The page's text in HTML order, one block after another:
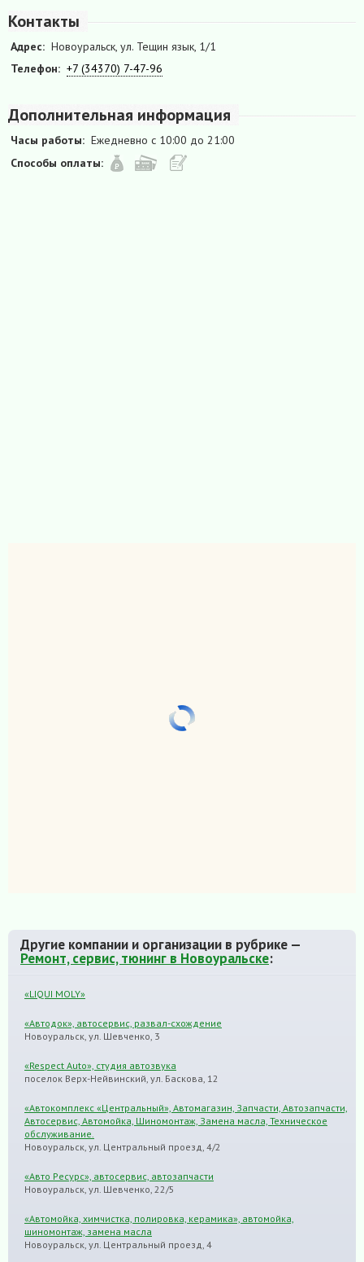
Контакты
Адрес: Новоуральск, ул. Тещин язык, 1/1
Телефон: +7 (34370) 7-47-96
Дополнительная информация
Часы работы: Ежедневно с 10:00 до 21:00
Способы оплаты:
Другие компании и организации в рубрике —
Ремонт, сервис, тюнинг в Новоуральске:
«LIQUI MOLY»
«Автодок», автосервис, развал-схождение
Новоуральск, ул. Шевченко, 3
«Respect Auto», студия автозвука
поселок Верх-Нейвинский, ул. Баскова, 12
«Автокомплекс «Центральный», Автомагазин, Запчасти, Автозапчасти,
Автосервис, Автомойка, Шиномонтаж, Замена масла, Техническое
обслуживание.
Новоуральск, ул. Центральный проезд, 4/2
«Авто Ресурс», автосервис, автозапчасти
Новоуральск, ул. Шевченко, 22/5
«Автомойка, химчистка, полировка, керамика», автомойка,
шиномонтаж, замена масла
Новоуральск, ул. Центральный проезд, 4